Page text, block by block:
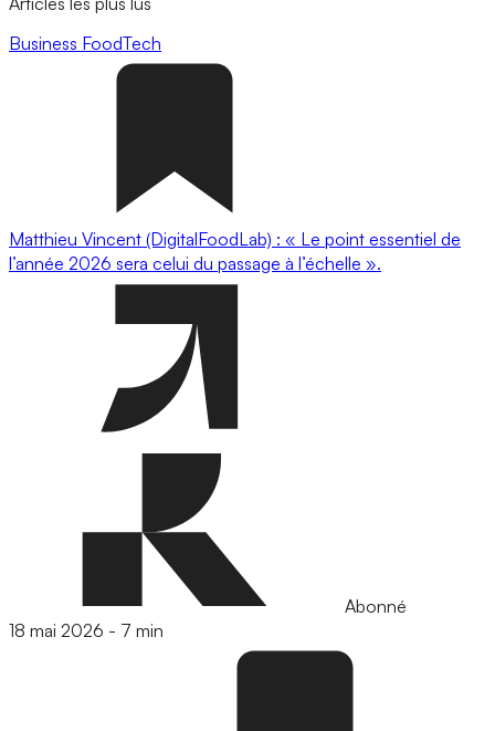
Business FoodTech
Matthieu Vincent (DigitalFoodLab) : « Le point essentiel de
l’année 2026 sera celui du passage à l’échelle ».
Abonné
18 mai 2026 - 7 min